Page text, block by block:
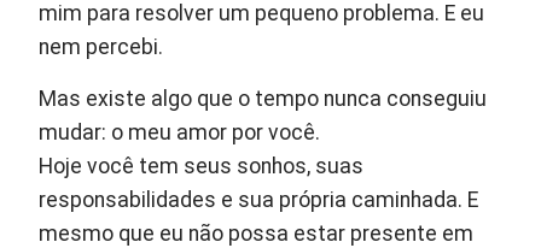
mim para resolver um pequeno problema. E eu
nem percebi.
Mas existe algo que o tempo nunca conseguiu
mudar: o meu amor por você.
Hoje você tem seus sonhos, suas
responsabilidades e sua própria caminhada. E
mesmo que eu não possa estar presente em